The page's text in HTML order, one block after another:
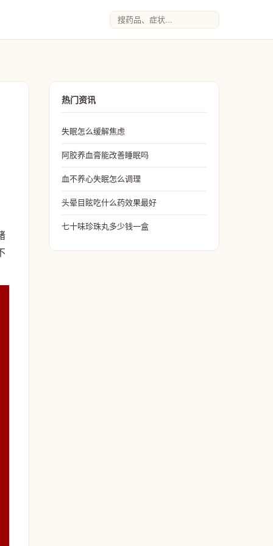
热门资讯
失眠怎么缓解焦虑
阿胶养血膏能改善睡眠吗
血不养心失眠怎么调理
头晕目眩吃什么药效果最好
七十味珍珠丸多少钱一盒